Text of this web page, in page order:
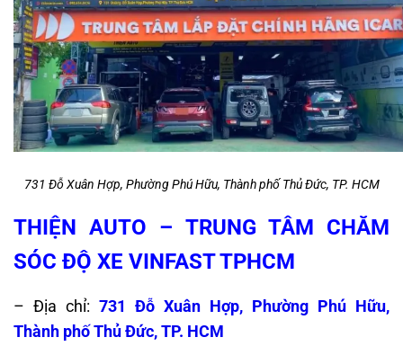
731 Đỗ Xuân Hợp, Phường Phú Hữu, Thành phố Thủ Đức, TP. HCM
THIỆN AUTO – TRUNG TÂM CHĂM
SÓC ĐỘ XE VINFAST TPHCM
– Địa chỉ: 731 Đỗ Xuân Hợp, Phường Phú Hữu,
Thành phố Thủ Đức, TP. HCM